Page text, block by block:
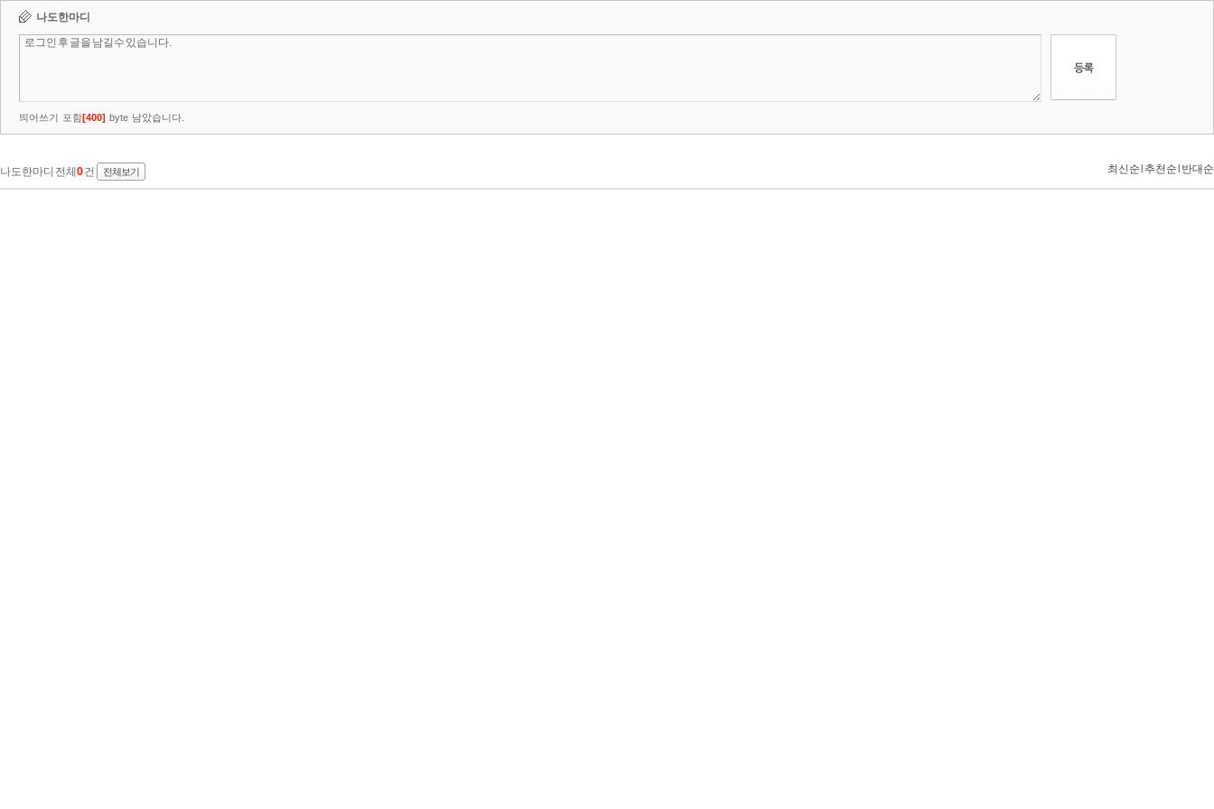
나도한마디
띄어쓰기 포함[400] byte 남았습니다.
나도한마디 전체 0건 전체보기 최신순 추천순 반대순